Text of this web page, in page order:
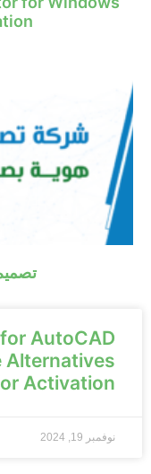
تصميم
for AutoCAD
Alternatives
for Activation
نوفمبر 19, 2024